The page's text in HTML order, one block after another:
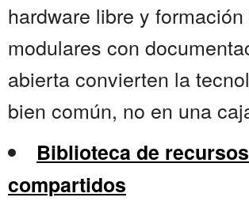
hardware libre y
modulares con
abierta convierten la
bien común, no en una
Biblioteca de recursos
compartidos